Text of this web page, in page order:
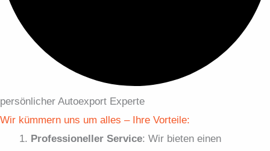
persönlicher Autoexport Experte
Wir kümmern uns um alles – Ihre Vorteile:
Professioneller Service: Wir bieten einen